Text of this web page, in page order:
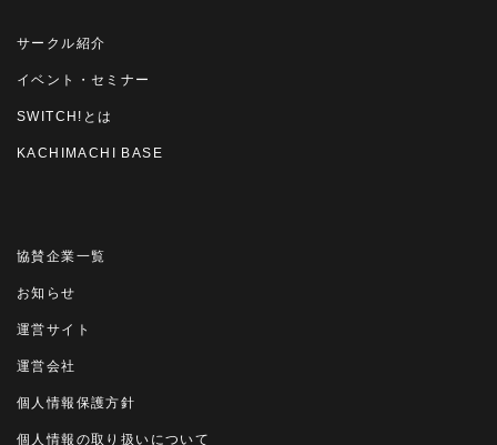
サークル紹介
イベント・セミナー
SWITCH!とは
KACHIMACHI BASE
協賛企業一覧
お知らせ
運営サイト
運営会社
個人情報保護方針
個人情報の取り扱いについて